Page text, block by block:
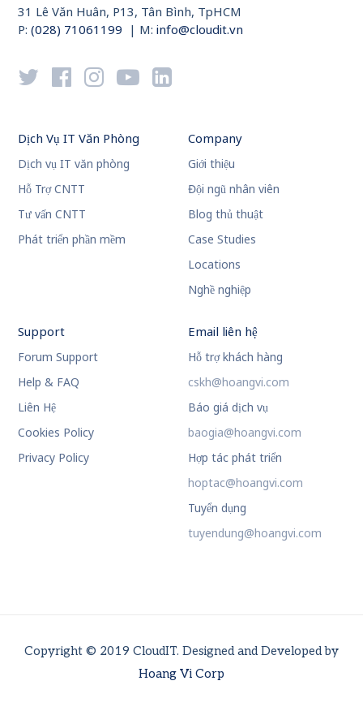
31 Lê Văn Huân, P13, Tân Bình, TpHCM
P:(028) 71061199 | M:info@cloudit.vn
Dịch Vụ IT Văn Phòng
Dịch vụ IT văn phòng
Hỗ Trợ CNTT
Tư vấn CNTT
Phát triển phần mềm
Company
Giới thiệu
Đội ngũ nhân viên
Blog thủ thuật
Case Studies
Locations
Nghề nghiệp
Support
Forum Support
Help & FAQ
Liên Hệ
Cookies Policy
Privacy Policy
Email liên hệ
Hỗ trợ khách hàng
cskh@hoangvi.com
Báo giá dịch vụ
baogia@hoangvi.com
Hợp tác phát triển
hoptac@hoangvi.com
Tuyển dụng
tuyendung@hoangvi.com
Copyright © 2019 CloudIT. Designed and Developed by
Hoang Vi Corp